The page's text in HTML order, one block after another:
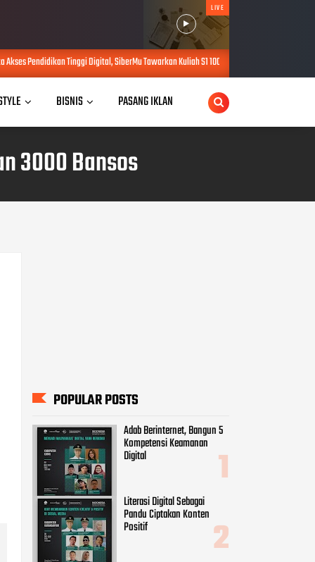
LIVE
Digital, SiberMu Tawarkan Kuliah S1 100 Persen Daring Bebas Biaya Pendaftaran
BISNIS PASANG IKLAN
3000 Bansos
POPULAR POSTS
Adab Berinternet, Bangun 5
Kompetensi Keamanan
Digital
Literasi Digital Sebagai
Pandu Ciptakan Konten
Positif